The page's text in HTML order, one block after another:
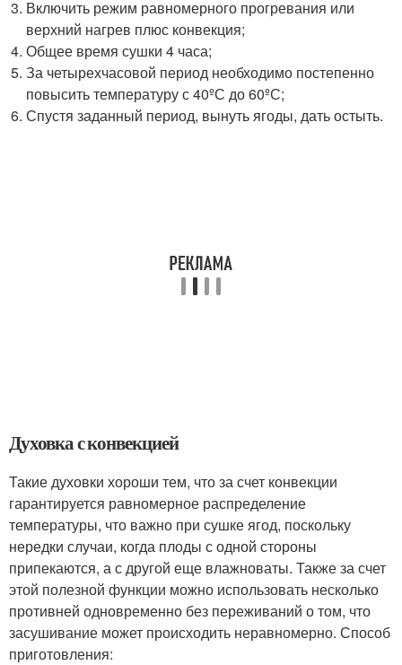
Включить режим равномерного прогревания или
верхний нагрев плюс конвекция;
Общее время сушки 4 часа;
За четырехчасовой период необходимо постепенно
повысить температуру с 40ºС до 60ºС;
Спустя заданный период, вынуть ягоды, дать остыть.
Духовка с конвекцией
Такие духовки хороши тем, что за счет конвекции
гарантируется равномерное распределение
температуры, что важно при сушке ягод, поскольку
нередки случаи, когда плоды с одной стороны
припекаются, а с другой еще влажноваты. Также за счет
этой полезной функции можно использовать несколько
противней одновременно без переживаний о том, что
засушивание может происходить неравномерно. Способ
приготовления: